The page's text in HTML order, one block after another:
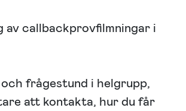
av callbackprovfilmningar i
frågestund i helgrupp,
att kontakta, hur du får